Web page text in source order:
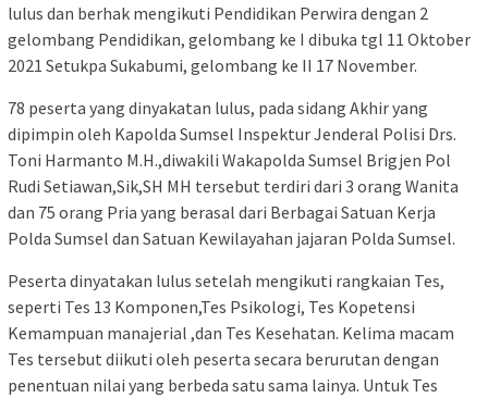
lulus dan berhak mengikuti Pendidikan Perwira dengan 2
gelombang Pendidikan, gelombang ke I dibuka tgl 11 Oktober
2021 Setukpa Sukabumi, gelombang ke II 17 November.
78 peserta yang dinyakatan lulus, pada sidang Akhir yang
dipimpin oleh Kapolda Sumsel Inspektur Jenderal Polisi Drs.
Toni Harmanto M.H.,diwakili Wakapolda Sumsel Brigjen Pol
Rudi Setiawan,Sik,SH MH tersebut terdiri dari 3 orang Wanita
dan 75 orang Pria yang berasal dari Berbagai Satuan Kerja
Polda Sumsel dan Satuan Kewilayahan jajaran Polda Sumsel.
Peserta dinyatakan lulus setelah mengikuti rangkaian Tes,
seperti Tes 13 Komponen,Tes Psikologi, Tes Kopetensi
Kemampuan manajerial ,dan Tes Kesehatan. Kelima macam
Tes tersebut diikuti oleh peserta secara berurutan dengan
penentuan nilai yang berbeda satu sama lainya. Untuk Tes